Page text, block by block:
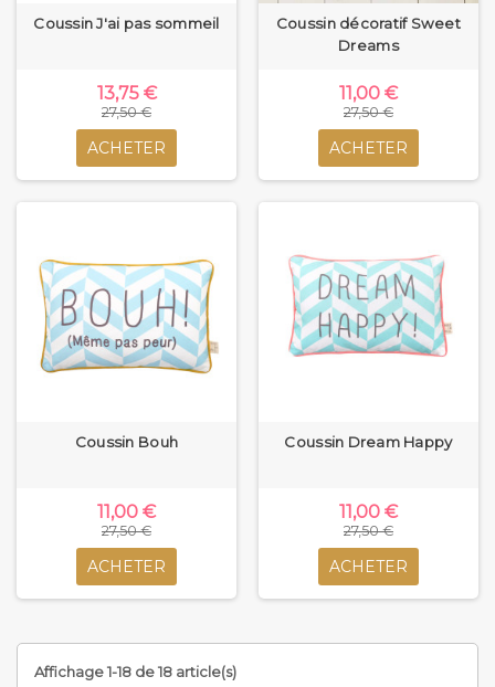
Coussin J'ai pas sommeil
13,75 €
27,50 €
ACHETER
Coussin décoratif Sweet
Dreams
11,00 €
27,50 €
ACHETER
Coussin Bouh
11,00 €
27,50 €
ACHETER
Coussin Dream Happy
11,00 €
27,50 €
ACHETER
Affichage 1-18 de 18 article(s)